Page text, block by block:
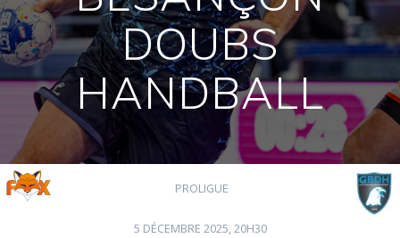
DOUBS
HANDBALL
PROLIGUE
5 DÉCEMBRE 2025, 20H30